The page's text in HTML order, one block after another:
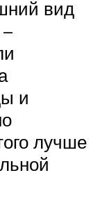
вид
и
лучше